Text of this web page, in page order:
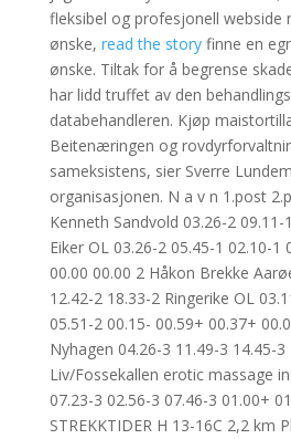
fleksibel og profesjonell webside
ønske, read the storyfinne en
ønske. Tiltak for å begrense
har lidd truffet av den
databehandleren. Kjøp
Beitenæringen og
sameksistens, sier Sverre
organisasjonen. N a v n 1.post
Kenneth Sandvold 03.26-2 09.11-
Eiker OL 03.26-2 05.45-1 02.10-1
00.00 00.00 2 Håkon Brekke
12.42-2 18.33-2 Ringerike OL
05.51-2 00.15- 00.59+ 00.37+
Nyhagen 04.26-3 11.49-3 14.45-3
Liv/Fossekallen erotic massage
07.23-3 02.56-3 07.46-3 01.00+
STREKKTIDER H 13-16C 2,2 km